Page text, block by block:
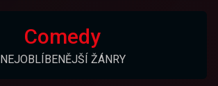
Comedy
NEJOBLÍBENĚJŠÍ ŽÁNRY